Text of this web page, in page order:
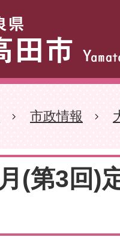
市政情報
(第3回)